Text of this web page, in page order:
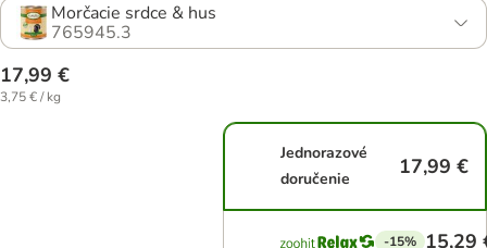
Morčacie srdce & hus
765945.3
17,99 €
3,75 € / kg
Jednorazové
doručenie
17,99 €
-15% 15,29